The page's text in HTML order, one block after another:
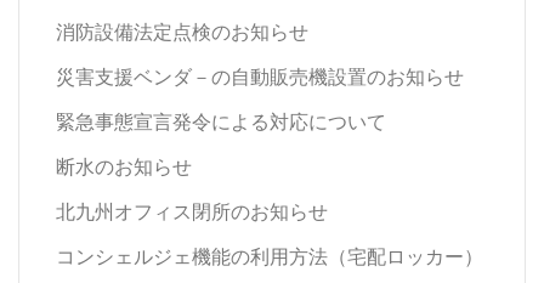
消防設備法定点検のお知らせ
災害支援ベンダ－の自動販売機設置のお知らせ
緊急事態宣言発令による対応について
断水のお知らせ
北九州オフィス閉所のお知らせ
コンシェルジェ機能の利用方法（宅配ロッカー）